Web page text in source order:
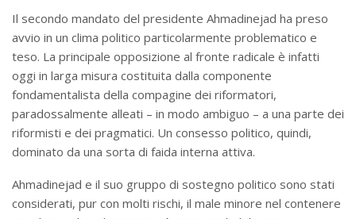
Il secondo mandato del presidente Ahmadinejad ha preso
avvio in un clima politico particolarmente problematico e
teso. La principale opposizione al fronte radicale è infatti
oggi in larga misura costituita dalla componente
fondamentalista della compagine dei riformatori,
paradossalmente alleati – in modo ambiguo – a una parte dei
riformisti e dei pragmatici. Un consesso politico, quindi,
dominato da una sorta di faida interna attiva.
Ahmadinejad e il suo gruppo di sostegno politico sono stati
considerati, pur con molti rischi, il male minore nel contenere